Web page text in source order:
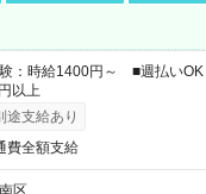
験：時給1400円～ ■週払い
以上
途支給あり
費全額支給
区